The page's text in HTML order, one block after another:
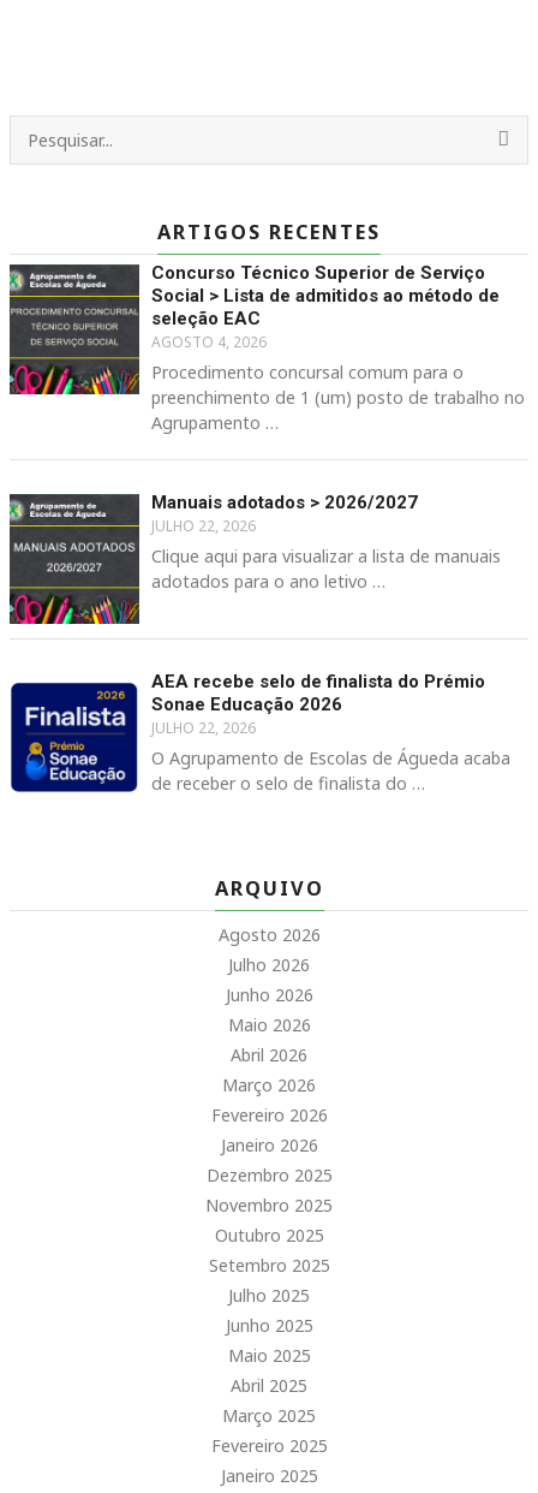
ARTIGOS RECENTES
Concurso Técnico Superior de Serviço
Social > Lista de admitidos ao método de
seleção EAC
AGOSTO 4, 2026
Procedimento concursal comum para o
preenchimento de 1 (um) posto de trabalho no
Agrupamento …
Manuais adotados > 2026/2027
JULHO 22, 2026
Clique aqui para visualizar a lista de manuais
adotados para o ano letivo …
AEA recebe selo de finalista do Prémio
Sonae Educação 2026
JULHO 22, 2026
O Agrupamento de Escolas de Águeda acaba
de receber o selo de finalista do …
ARQUIVO
Agosto 2026
Julho 2026
Junho 2026
Maio 2026
Abril 2026
Março 2026
Fevereiro 2026
Janeiro 2026
Dezembro 2025
Novembro 2025
Outubro 2025
Setembro 2025
Julho 2025
Junho 2025
Maio 2025
Abril 2025
Março 2025
Fevereiro 2025
Janeiro 2025